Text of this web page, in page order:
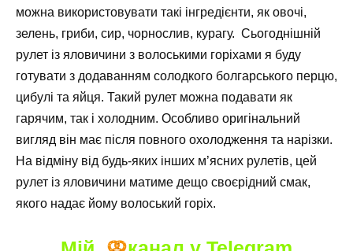
можна використовувати такі інгредієнти, як овочі,
зелень, гриби, сир, чорнослив, курагу. Сьогоднішній
рулет із яловичини з волоськими горіхами я буду
готувати з додаванням солодкого болгарського перцю,
цибулі та яйця. Такий рулет можна подавати як
гарячим, так і холодним. Особливо оригінальний
вигляд він має після повного охолодження та нарізки.
На відміну від будь-яких інших м’ясних рулетів, цей
рулет із яловичини матиме дещо своєрідний смак,
якого надає йому волоський горіх.